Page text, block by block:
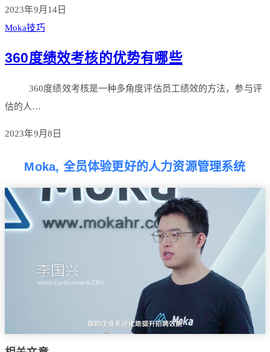
2023年9月14日
Moka技巧
360度绩效考核的优势有哪些
360度绩效考核是一种多角度评估员工绩效的方法，参与评
估的人…
2023年9月8日
Moka, 全员体验更好的人力资源管理系统